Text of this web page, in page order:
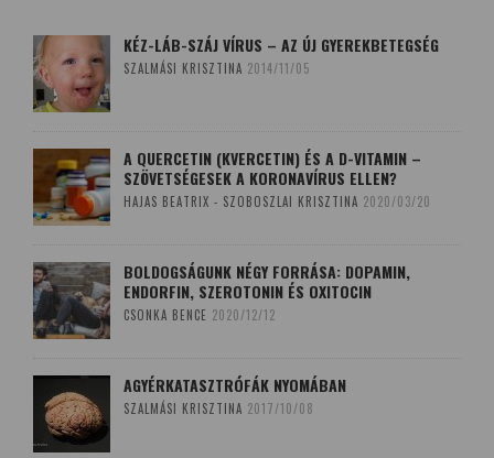
KÉZ-LÁB-SZÁJ VÍRUS – AZ ÚJ GYEREKBETEGSÉG
SZALMÁSI KRISZTINA 2014/11/05
A QUERCETIN (KVERCETIN) ÉS A D-VITAMIN –
SZÖVETSÉGESEK A KORONAVÍRUS ELLEN?
HAJAS BEATRIX - SZOBOSZLAI KRISZTINA 2020/03/20
BOLDOGSÁGUNK NÉGY FORRÁSA: DOPAMIN,
ENDORFIN, SZEROTONIN ÉS OXITOCIN
CSONKA BENCE 2020/12/12
AGYÉRKATASZTRÓFÁK NYOMÁBAN
SZALMÁSI KRISZTINA 2017/10/08